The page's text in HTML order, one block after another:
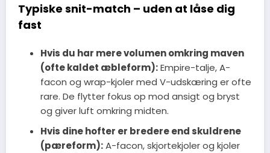
Typiske snit-match – uden at låse dig
fast
Hvis du har mere volumen omkring maven
(ofte kaldet æbleform):Empire-talje, A-
facon og wrap-kjoler med V-udskæring er ofte
rare. De flytter fokus op mod ansigt og bryst
og giver luft omkring midten.
Hvis dine hofter er bredere end skuldrene
(pæreform):A-facon, skjortekjoler og kjoler